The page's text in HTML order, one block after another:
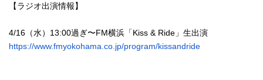
Fanclub
【ラジオ出演情報】
4/16（水）13:00過ぎ〜FM横浜「Kiss & Ride」生出演
https://www.fmyokohama.co.jp/program/kissandride